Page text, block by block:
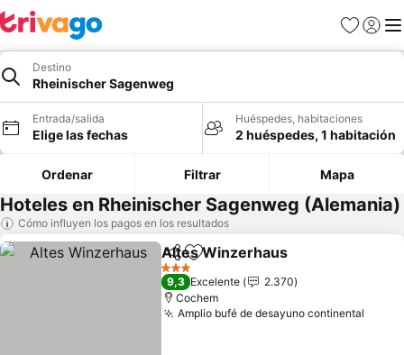
Favoritos
Iniciar
Destino
Rheinischer Sagenweg
Entrada/salida
Elige las fechas
Huéspedes, habitaciones
2 huéspedes, 1 habitación
Ordenar Filtrar Mapa
Hoteles en Rheinischer Sagenweg (Alemania)
Cómo influyen los pagos en los resultados
CompartirAñadir a favoritos
Altes Winzerhaus
3 Estrellas
9,3 Excelente
2.370
Cochem
Amplio bufé de desayuno continental